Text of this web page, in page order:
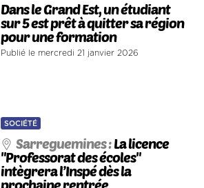
Dans le Grand Est, un étudiant
sur 5 est prêt à quitter sa région
pour une formation
Publié le mercredi 21 janvier 2026
SOCIÉTÉ
Sarreguemines :La licence
"Professorat des écoles"
intègrera l’Inspé dès la
prochaine rentrée